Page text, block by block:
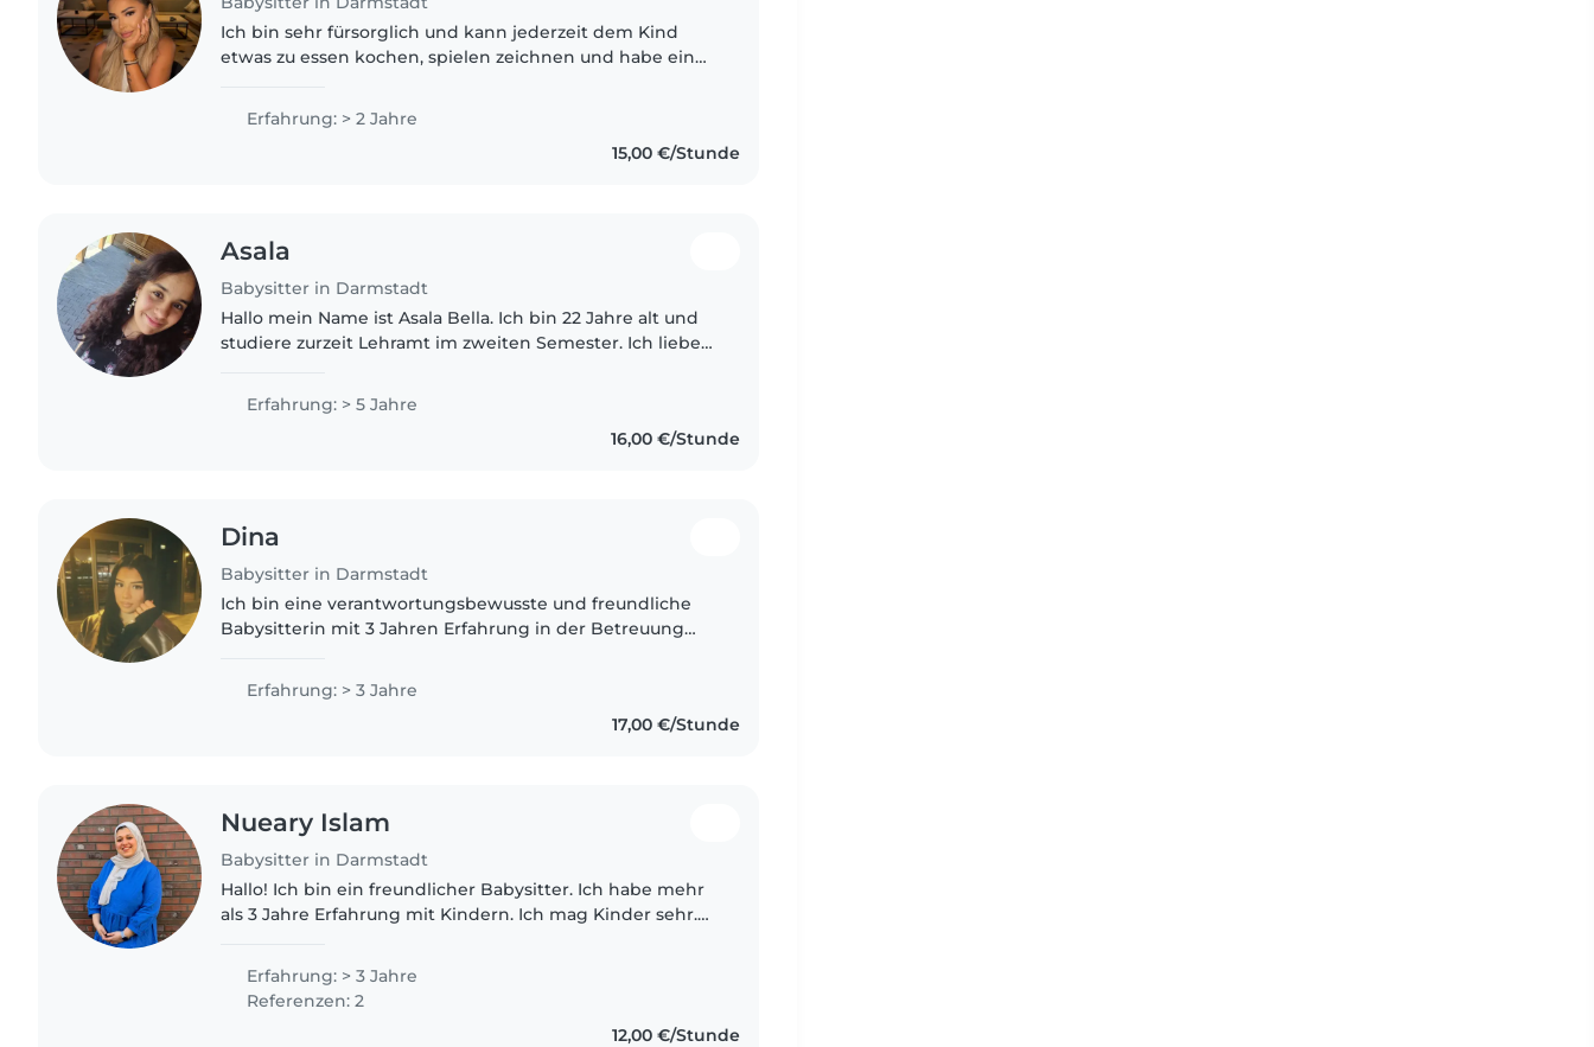
Ich bin sehr fürsorglich und kann jederzeit dem Kind
etwas zu essen kochen, spielen zeichnen und habe ein
emphatisch und liebe Kinder sehr.
Erfahrung: > 2 Jahre
15,00 €/Stunde
Asala
Babysitter in Darmstadt
Hallo mein Name ist Asala Bella. Ich bin 22 Jahre alt und
studiere zurzeit Lehramt im zweiten Semester. Ich liebe
gearbeitet. Ich habe..
Erfahrung: > 5 Jahre
16,00 €/Stunde
Dina
Babysitter in Darmstadt
Ich bin eine verantwortungsbewusste und freundliche
Babysitterin mit 3 Jahren Erfahrung in der Betreuung
Deutsch, Englisch, Kurdisch..
Erfahrung: > 3 Jahre
17,00 €/Stunde
Nueary Islam
Babysitter in Darmstadt
Hallo! Ich bin ein freundlicher Babysitter. Ich habe mehr
als 3 Jahre Erfahrung mit Kindern. Ich mag Kinder sehr.
Erfahrung: > 3 Jahre
Referenzen: 2
12,00 €/Stunde